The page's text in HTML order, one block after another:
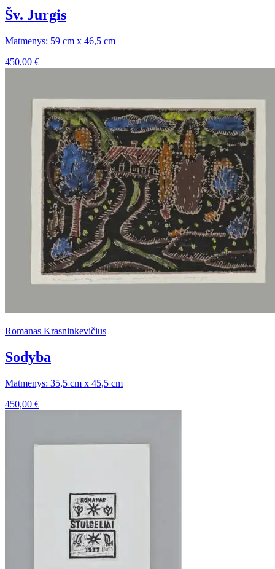
Šv. Jurgis
Matmenys: 59 cm x 46,5 cm
450,00 €
Romanas Krasninkevičius
Sodyba
Matmenys: 35,5 cm x 45,5 cm
450,00 €